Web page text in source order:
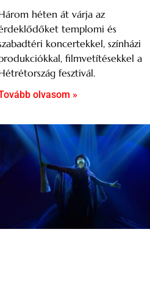
héten át várja az
templomi és
koncertekkel, színházi
filmvetítésekkel a
fesztivál.
olvasom »